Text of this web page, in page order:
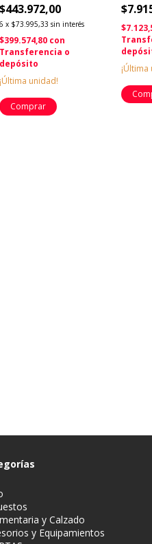
$443.972,00
6 x $73.995,33 sin interés
$399.574,80 con
Transferencia o
depósito
¡Última unidad!
y Calzado
y Equipamientos